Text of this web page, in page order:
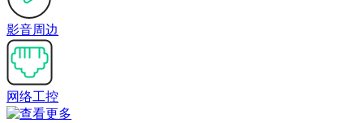
影音周边
网络工控